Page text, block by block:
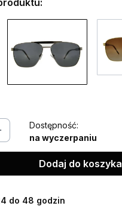
Dostępność:
na wyczerpaniu
Dodaj do koszyka
do 48 godzin